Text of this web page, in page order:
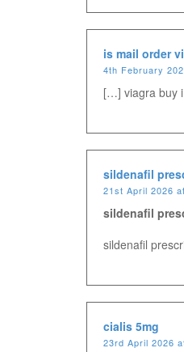
is mail order
4th February
[…] viagra buy
sildenafil
21st April 2026
sildenafil
sildenafil
cialis 5mg
23rd April 2026